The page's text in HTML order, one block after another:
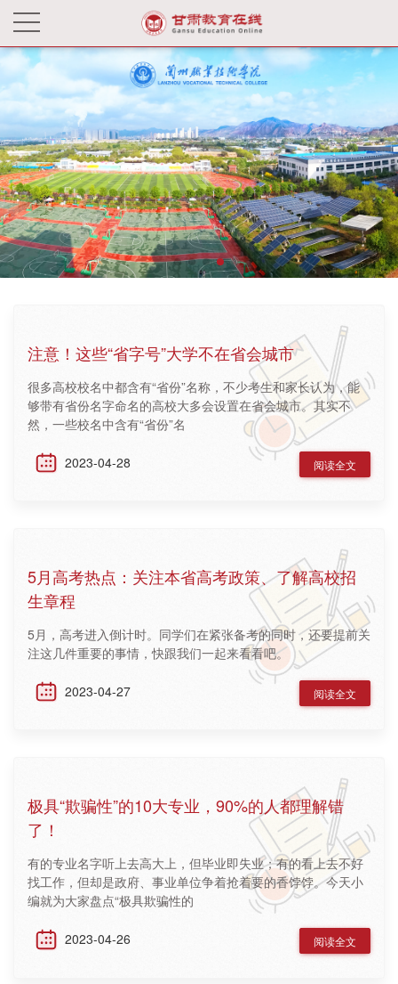
注意！这些“省字号”大学不在省会城市
很多高校校名中都含有“省份”名称，不少考生和家长认为，能
够带有省份名字命名的高校大多会设置在省会城市。其实不
然，一些校名中含有“省份”名
2023-04-28 阅读全文
5月高考热点：关注本省高考政策、了解高校招
生章程
5月，高考进入倒计时。同学们在紧张备考的同时，还要提前关
注这几件重要的事情，快跟我们一起来看看吧。
2023-04-27 阅读全文
极具“欺骗性”的10大专业，90%的人都理解错
了！
有的专业名字听上去高大上，但毕业即失业；有的看上去不好
找工作，但却是政府、事业单位争着抢着要的香饽饽。今天小
编就为大家盘点“极具欺骗性的
2023-04-26 阅读全文